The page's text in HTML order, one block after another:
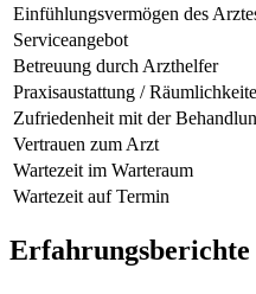
Einfühlungsvermögen des
Serviceangebot
Betreuung durch Arzthelfer
Praxisaustattung /
Zufriedenheit mit der
Vertrauen zum Arzt
Wartezeit im Warteraum
Wartezeit auf Termin
Erfahrungsberichte